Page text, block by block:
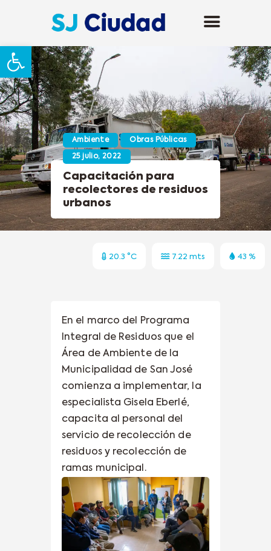
Abrir barra de herramientas
Ambiente Obras Públicas
25 julio, 2022
Capacitación para
recolectores de residuos
urbanos
20.3 °C 7.22 mts 43 %
En el marco del Programa
Integral de Residuos que el
Área de Ambiente de la
Municipalidad de San José
comienza a implementar, la
especialista Gisela Eberlé,
capacita al personal del
servicio de recolección de
residuos y recolección de
ramas municipal.